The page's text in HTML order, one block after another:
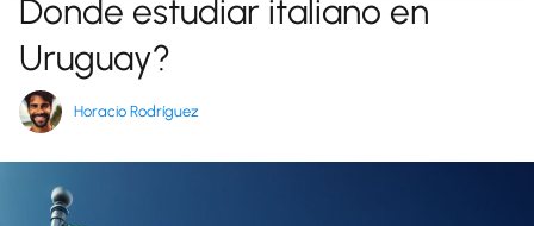
Donde estudiar italiano en
Uruguay?
Horacio Rodríguez